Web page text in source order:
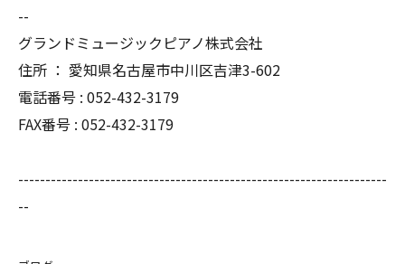
--
グランドミュージックピアノ株式会社
住所 ： 愛知県名古屋市中川区吉津3-602
電話番号 : 052-432-3179
FAX番号 : 052-432-3179
--------------------------------------------------------------------
--